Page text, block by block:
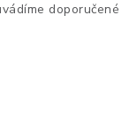
doporučené